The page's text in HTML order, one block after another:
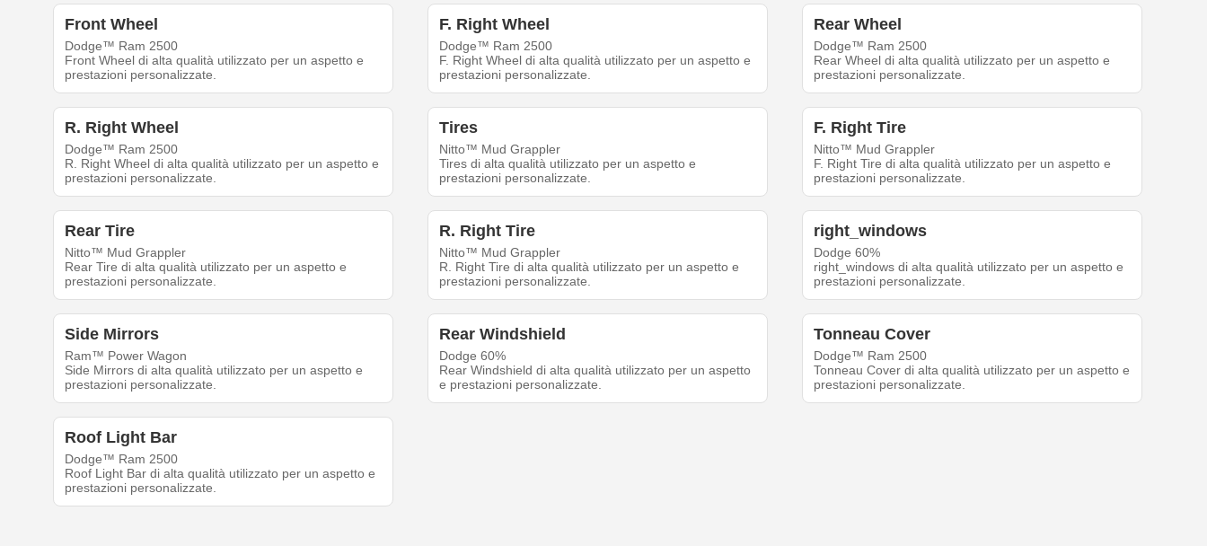
Front Wheel
Dodge™ Ram 2500
Front Wheel di alta qualità utilizzato per un aspetto e
prestazioni personalizzate.
F. Right Wheel
Dodge™ Ram 2500
F. Right Wheel di alta qualità utilizzato per un aspetto e
prestazioni personalizzate.
Rear Wheel
Dodge™ Ram 2500
Rear Wheel di alta qualità utilizzato per un aspetto e
prestazioni personalizzate.
R. Right Wheel
Dodge™ Ram 2500
R. Right Wheel di alta qualità utilizzato per un aspetto e
prestazioni personalizzate.
Tires
Nitto™ Mud Grappler
Tires di alta qualità utilizzato per un aspetto e
prestazioni personalizzate.
F. Right Tire
Nitto™ Mud Grappler
F. Right Tire di alta qualità utilizzato per un aspetto e
prestazioni personalizzate.
Rear Tire
Nitto™ Mud Grappler
Rear Tire di alta qualità utilizzato per un aspetto e
prestazioni personalizzate.
R. Right Tire
Nitto™ Mud Grappler
R. Right Tire di alta qualità utilizzato per un aspetto e
prestazioni personalizzate.
right_windows
Dodge 60%
right_windows di alta qualità utilizzato per un aspetto e
prestazioni personalizzate.
Side Mirrors
Ram™ Power Wagon
Side Mirrors di alta qualità utilizzato per un aspetto e
prestazioni personalizzate.
Rear Windshield
Dodge 60%
Rear Windshield di alta qualità utilizzato per un aspetto
e prestazioni personalizzate.
Tonneau Cover
Dodge™ Ram 2500
Tonneau Cover di alta qualità utilizzato per un aspetto e
prestazioni personalizzate.
Roof Light Bar
Dodge™ Ram 2500
Roof Light Bar di alta qualità utilizzato per un aspetto e
prestazioni personalizzate.